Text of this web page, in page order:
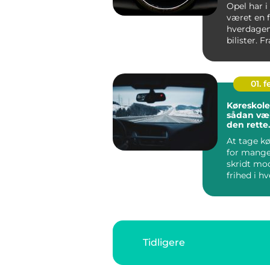
Opel har
været en
bilister.
01.
sådan
den rette
At tage
for
skridt
frihed i
har...
Tidligere